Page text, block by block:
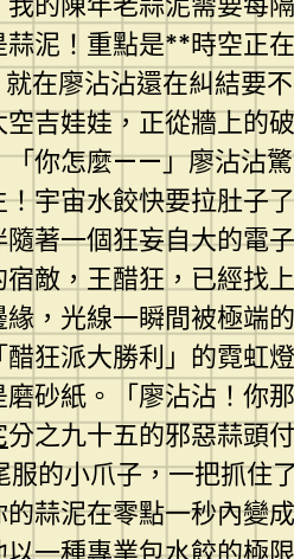
泥！重點是**時空正
廖沾沾還在糾結要
吉娃娃，正從牆上的
「你怎麼——」廖沾沾
宇宙水餃快要拉肚子
著一個狂妄自大的電
敵，王醋狂，已經找
，光線一瞬間被極端
狂派大勝利」的霓虹
砂紙。「廖沾沾！你
分之九十五的邪惡蒜頭
的小爪子，一把抓住
蒜泥在零點一秒內變